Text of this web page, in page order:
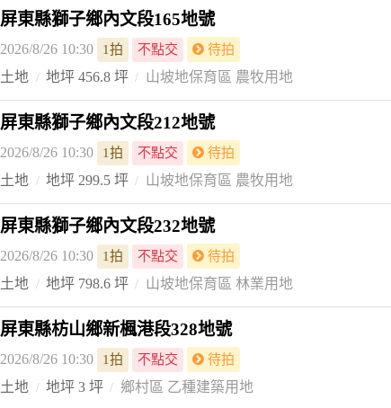
屏東縣獅子鄉內文段165地號
2026/8/26 10:30 1拍 不點交 待拍
土地 地坪 456.8 坪 山坡地保育區 農牧用地
屏東縣獅子鄉內文段212地號
2026/8/26 10:30 1拍 不點交 待拍
土地 地坪 299.5 坪 山坡地保育區 農牧用地
屏東縣獅子鄉內文段232地號
2026/8/26 10:30 1拍 不點交 待拍
土地 地坪 798.6 坪 山坡地保育區 林業用地
屏東縣枋山鄉新楓港段328地號
2026/8/26 10:30 1拍 不點交 待拍
土地 地坪 3 坪 鄉村區 乙種建築用地